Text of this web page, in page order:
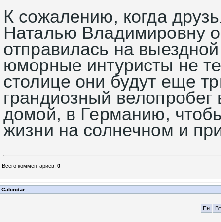
К сожалению, когда
Наталью Владимировну
отправилась на
юморные интуристы не
столице они будут еще
грандиозный
домой, в Германию,
жизни на солнечном и
Всего комментариев: 0
Calendar
Пн Вт